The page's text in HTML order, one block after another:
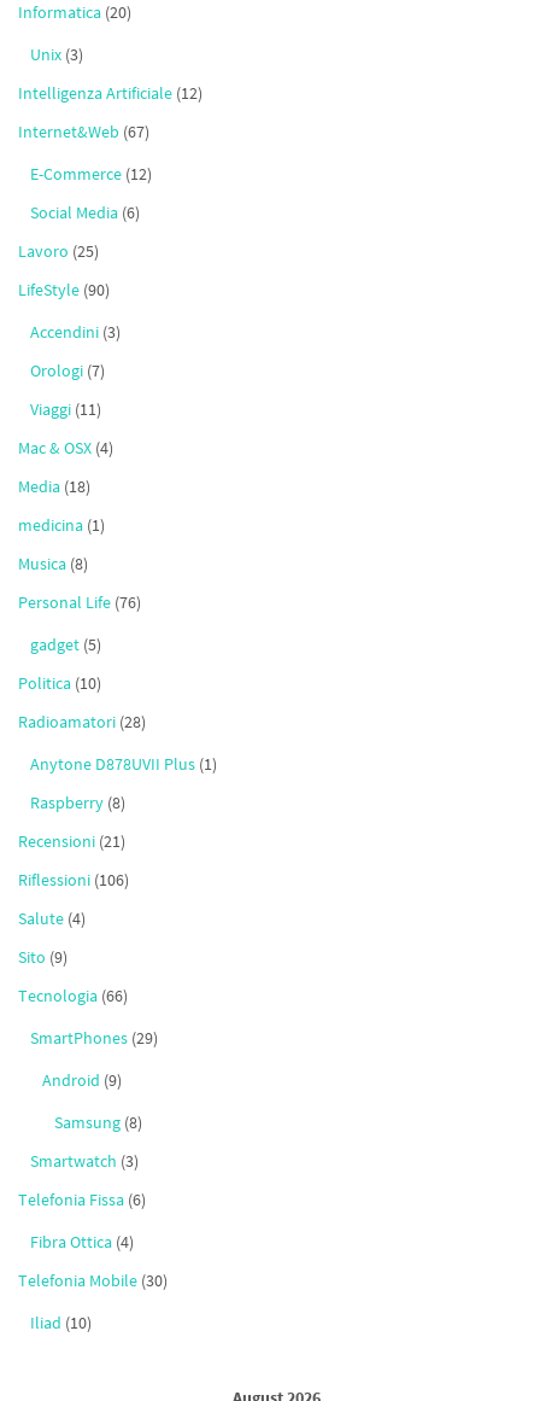
Informatica (20)
Unix (3)
Intelligenza Artificiale (12)
Internet&Web (67)
E-Commerce (12)
Social Media (6)
Lavoro (25)
LifeStyle (90)
Accendini (3)
Orologi (7)
Viaggi (11)
Mac & OSX (4)
Media (18)
medicina (1)
Musica (8)
Personal Life (76)
gadget (5)
Politica (10)
Radioamatori (28)
Anytone D878UVII Plus (1)
Raspberry (8)
Recensioni (21)
Riflessioni (106)
Salute (4)
Sito (9)
Tecnologia (66)
SmartPhones (29)
Android (9)
Samsung (8)
Smartwatch (3)
Telefonia Fissa (6)
Fibra Ottica (4)
Telefonia Mobile (30)
Iliad (10)